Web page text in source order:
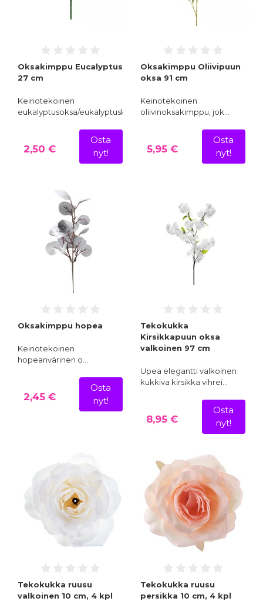
Oksakimppu Eucalyptus
27 cm
Keinotekoinen
eukalyptusoksa/eukalyptuskimppu…
2,50 €
Osta
nyt!
Oksakimppu Oliivipuun
oksa 91 cm
Keinotekoinen
oliivinoksakimppu, jok…
5,95 €
Osta
nyt!
Oksakimppu hopea
Keinotekoinen
hopeanvärinen o…
2,45 €
Osta
nyt!
Tekokukka
Kirsikkapuun oksa
valkoinen 97 cm
Upea elegantti valkoinen
kukkiva kirsikka vihrei…
8,95 €
Osta
nyt!
Tekokukka ruusu
valkoinen 10 cm, 4 kpl
Tekokukka ruusu
persikka 10 cm, 4 kpl